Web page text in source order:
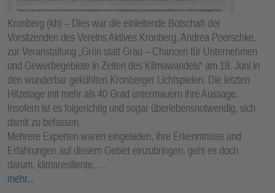
Kronberg (kb) – Dies war die einleitende Botschaft der
Vorsitzenden des Vereins Aktives Kronberg, Andrea Poerschke,
zur Veranstaltung „Grün statt Grau – Chancen für Unternehmen
und Gewerbegebiete in Zeiten des Klimawandels“ am 18. Juni in
den wunderbar gekühlten Kronberger Lichtspielen. Die letzten
Hitzetage mit mehr als 40 Grad untermauern ihre Aussage.
Insofern ist es folgerichtig und sogar überlebensnotwendig, sich
damit zu befassen.
Mehrere Experten waren eingeladen, ihre Erkenntnisse und
Erfahrungen auf diesem Gebiet einzubringen, geht es doch
darum, klimaresiliente, …
mehr...